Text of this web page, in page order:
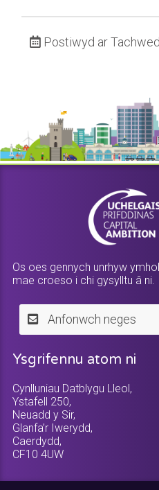
Postiwyd ar
Os oes gennych unrhyw
mae croeso i chi gysylltu â ni.
Anfonwch neges
Ysgrifennu atom ni
Cynlluniau Datblygu Lleol,
Ystafell 250,
Neuadd y Sir,
Glanfa’r Iwerydd,
Caerdydd,
CF10 4UW